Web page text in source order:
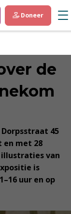
Doneer
de
45
en met 28
van
is
uur en op